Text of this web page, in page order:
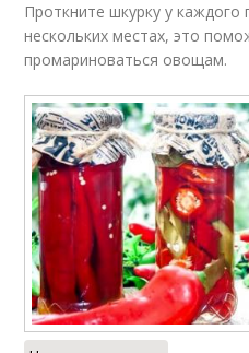
Проткните шкурку у каждого
нескольких местах, это
промариноваться овощам.